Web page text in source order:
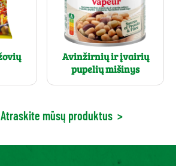
Avinžirnių ir įvairių
pupelių mišinys
Atraskite mūsų produktus >